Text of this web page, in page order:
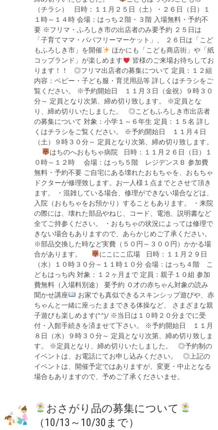
（チラシ） 日時：１１月２５日（土）・２６日（日）１
１時～１４時 会場：はっち２階・３階 入場無料・予約不
要 ※フリマ・ふろしき市の出店者のみ要予約 ２５日は
「子育てママ・パパフリーマーケット」、 ２６日は「こど
もふろしき市」を開催
ほかにも「こども商店街」や「紙
コップランド」が楽しめます
皆様のご来場お待ちしてお
ります！！ ◎フリマ出店者の募集について 定員：１２組
内容：ベビー・子ども服・育児用品等 詳しくはチラシをご
覧ください。 ※予約開始日 １１月３日（金祝）９時３０
分～ 定員となり次第、締め切り致します。 ※定員とな
り、締め切りいたしました。 ◎こどもふろしき市出店者
の募集について 対象：小学１～６年生 定員：１５名 詳し
くはチラシをご覧ください。 ※予約開始日 １１月４日
（土）９時３０分～ 定員となり次第、締め切り致します。
はちのへおもちゃ病院 日時：１１月２６日（日）１
０時～１２時 会場：はっち５階 レジデンスＢ 参加費
無料・予約不要 ご自宅にある壊れたおもちゃを、おもちゃ
ドクターが修理致します。お一人様１点までとさせて頂き
ます。 ・混雑している場合、修理ができない場合などは、
入院（おもちゃをお預かり）することもあります。 ・来院
の際には、壊れた部品やねじ、コード、電池、説明書など
全てご持参ください。 ・おもちゃの状況によっては修理で
きない場合もありますので、あらかじめご了承ください。
※部品交換した時など実費（５０円～３００円）かかる場
合があります。
にこにこ広場 日時：１１月２９日
（水）１０時３０分～１１時１０分 会場：はっち４階 こ
どもはっち内 対象：１２ヶ月まで 定員：親子１０組 参加
費無料（入場料別途） 要予約 ０才の赤ちゃん対象の読み
聞かせ講座
お家でも真似できるスキンシップ遊びや、赤
ちゃんと一緒に座ったままできる体操など、 さまざまな親
子遊びも楽しめます(^^)/ ※当日は１０時２０分までに受
付・入館手続きを済ませて下さい。 ※予約開始日 １１月
８日（水）９時３０分～ 定員となり次第、締め切り致しま
す。 ※定員となり、締め切りいたしました。 ◎予約制の
イベントは、お電話にてお申し込みください。 ◎上記の
イベントは、開催予定ではありますが、変更・中止となる
場合もありますので、予めご了承くださいませ。
おさがり品の募集について
（10/13～10/30まで）